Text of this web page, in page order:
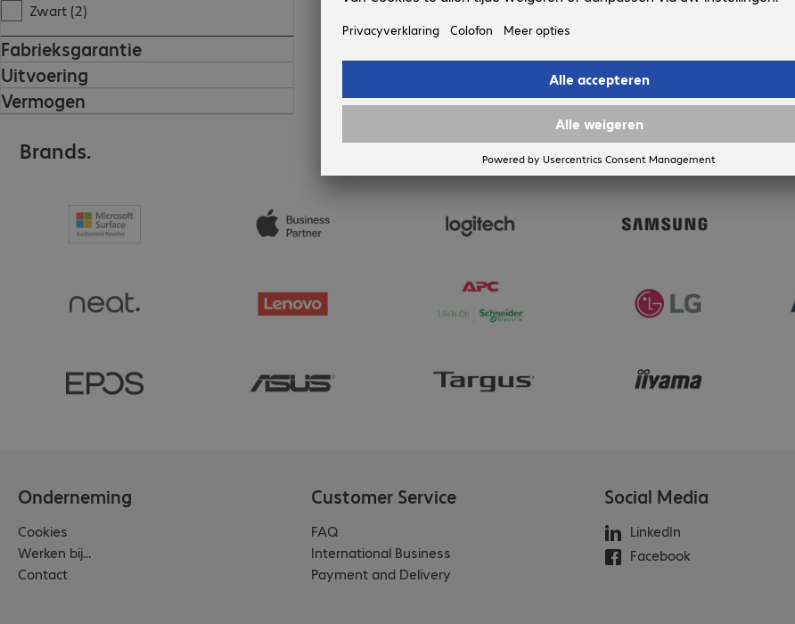
Zwart (2)
Fabrieksgarantie
Uitvoering
Vermogen
Brands.
Onderneming
Cookies
Werken bij...
Contact
Customer Service
FAQ
International Business
Payment and Delivery
Social Media
LinkedIn
Facebook